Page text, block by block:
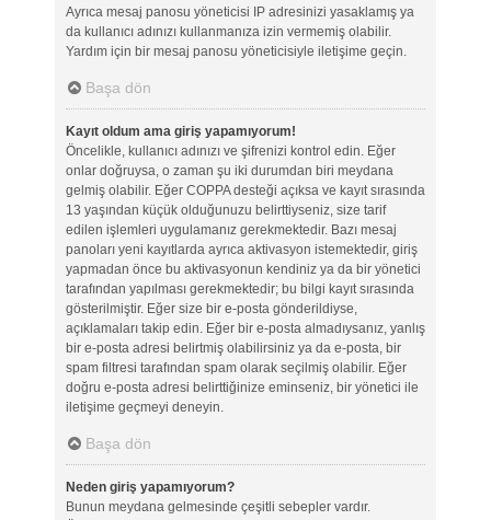
Ayrıca mesaj panosu yöneticisi IP adresinizi yasaklamış ya
da kullanıcı adınızı kullanmanıza izin vermemiş olabilir.
Yardım için bir mesaj panosu yöneticisiyle iletişime geçin.
Başa dön
Kayıt oldum ama giriş yapamıyorum!
Öncelikle, kullanıcı adınızı ve şifrenizi kontrol edin. Eğer
onlar doğruysa, o zaman şu iki durumdan biri meydana
gelmiş olabilir. Eğer COPPA desteği açıksa ve kayıt sırasında
13 yaşından küçük olduğunuzu belirttiyseniz, size tarif
edilen işlemleri uygulamanız gerekmektedir. Bazı mesaj
panoları yeni kayıtlarda ayrıca aktivasyon istemektedir, giriş
yapmadan önce bu aktivasyonun kendiniz ya da bir yönetici
tarafından yapılması gerekmektedir; bu bilgi kayıt sırasında
gösterilmiştir. Eğer size bir e-posta gönderildiyse,
açıklamaları takip edin. Eğer bir e-posta almadıysanız, yanlış
bir e-posta adresi belirtmiş olabilirsiniz ya da e-posta, bir
spam filtresi tarafından spam olarak seçilmiş olabilir. Eğer
doğru e-posta adresi belirttiğinize eminseniz, bir yönetici ile
iletişime geçmeyi deneyin.
Başa dön
Neden giriş yapamıyorum?
Bunun meydana gelmesinde çeşitli sebepler vardır.